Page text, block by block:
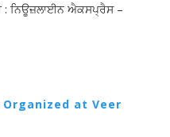
ਮਈ : ਨਿਊਜ਼ਲਾਈਨ ਐਕਸਪ੍ਰੈਸ –
Organized at Veer